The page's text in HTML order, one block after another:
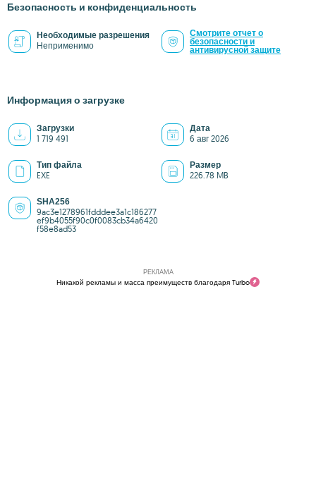
Безопасность и конфиденциальность
Необходимые разрешения
Неприменимо
Смотрите отчет о
безопасности и
антивирусной защите
Информация о загрузке
Загрузки
1 719 491
Дата
6 авг 2026
Тип файла
EXE
Размер
226.78 MB
SHA256
9ac3e1278961fdddee3a1c186277
ef9b4055f90c0f0083cb34a6420
f58e8ad53
РЕКЛАМА
Никакой рекламы и масса преимуществ благодаря Turbo